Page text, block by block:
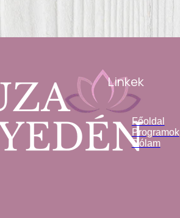
Linkek
Főoldal
Programok
Rólam